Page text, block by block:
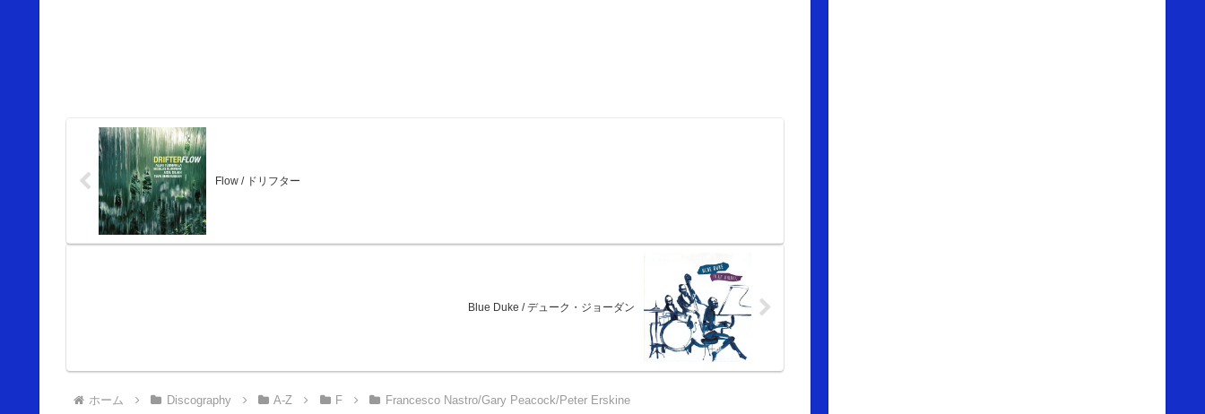
Flow / ドリフター
Blue Duke / デューク・ジョーダン
ホーム Discography A-Z F Francesco Nastro/Gary Peacock/Peter Erskine